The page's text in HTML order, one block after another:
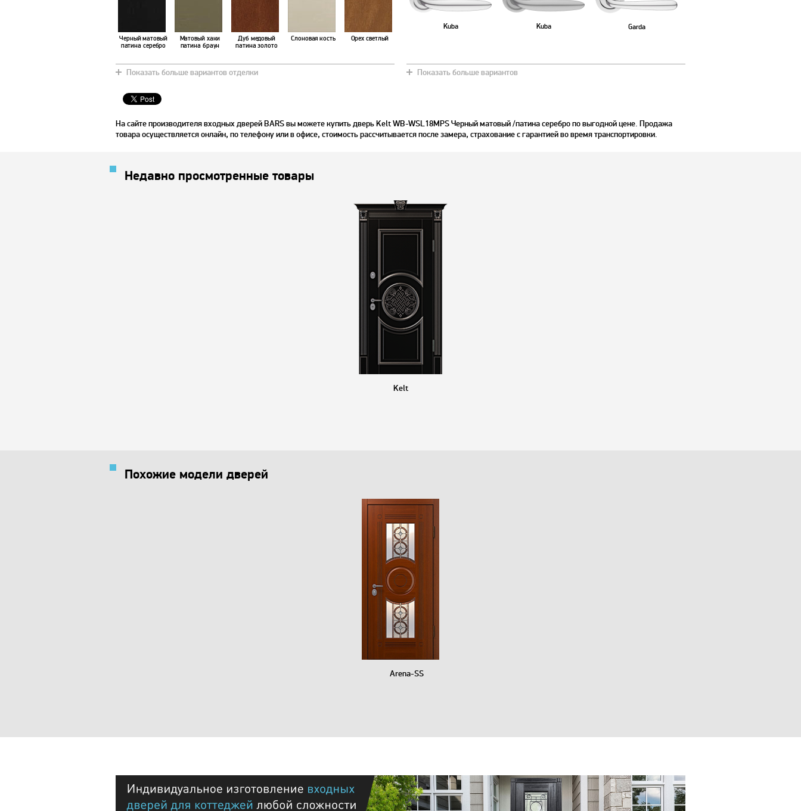
Черный матовый
патина серебро
Матовый хаки
патина браун
Дуб медовый
патина золото
Слоновая кость Орех светлый
Показать больше вариантов отделки
Kuba Kuba Garda
Показать больше вариантов
На сайте производителя входных дверей BARS вы можете купить дверь Kelt WB-WSL18MPS Черный матовый /патина серебро по выгодной цене. Продажа
товара осуществляется онлайн, по телефону или в офисе, стоимость рассчитывается после замера, страхование с гарантией во время транспортировки.
Недавно просмотренные товары
Kelt
Похожие модели дверей
Arena-SS